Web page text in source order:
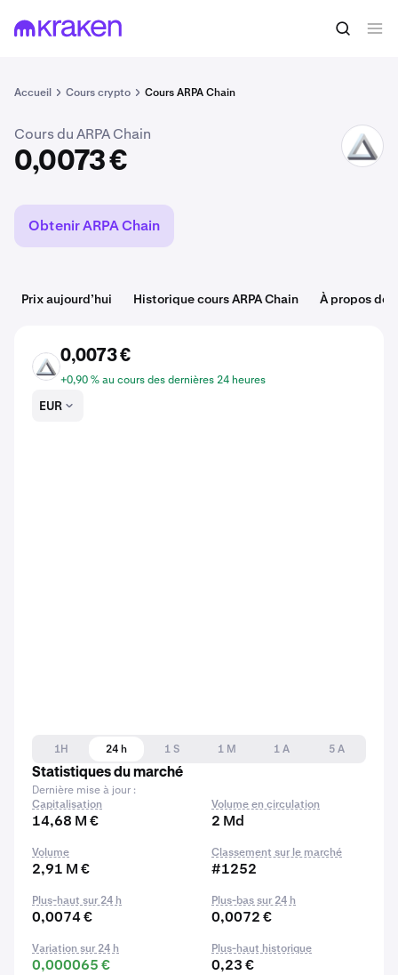
Accueil Cours crypto Cours ARPA Chain
0,0073 € Acheter du ARPA
Cours du ARPA Chain
0,0073 €
ARPA
Obtenir ARPA Chain
Prix aujourd’hui Historique cours ARPA Chain À propos de
ARPA
0,0073 €
+0,90 % au cours des dernières 24 heures
EUR
1H 24 h 1 S 1 M 1 A
5 A
Statistiques du marché
Dernière mise à jour :
Capitalisation
14,68 M €
Volume en circulation
2 Md
Volume
2,91 M €
Classement sur le marché
#1252
Plus-haut sur 24 h
0,0074 €
Plus-bas sur 24 h
0,0072 €
Variation sur 24 h
0,000065 €
Plus-haut historique
0,23 €